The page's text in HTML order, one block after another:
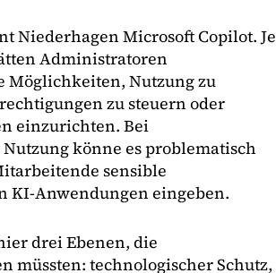
Niederhagen Microsoft Copilot. Je
Administratoren
Möglichkeiten, Nutzung zu
zu steuern oder
einzurichten. Bei
könne es problematisch
sensible
KI-Anwendungen eingeben.
drei Ebenen, die
müssten: technologischer Schutz,